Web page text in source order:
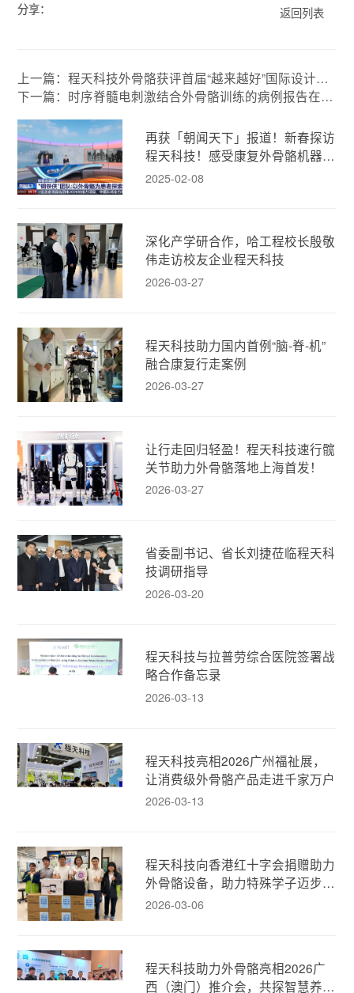
分享： 返回列表
上一篇：程天科技外骨骼获评首届“越来越好”国际设计大
赛产品佳作奖
下一篇：时序脊髓电刺激结合外骨骼训练的病例报告在A
再获「朝闻天下」报道！新春探访
程天科技！感受康复外骨骼机器人
的人文温度！
2025-02-08
深化产学研合作，哈工程校长殷敬
伟走访校友企业程天科技
2026-03-27
程天科技助力国内首例“脑-脊-机”
融合康复行走案例
2026-03-27
让行走回归轻盈！程天科技速行髋
关节助力外骨骼落地上海首发！
2026-03-27
省委副书记、省长刘捷莅临程天科
技调研指导
2026-03-20
程天科技与拉普劳综合医院签署战
略合作备忘录
2026-03-13
程天科技亮相2026广州福祉展，
让消费级外骨骼产品走进千家万户
2026-03-13
程天科技向香港红十字会捐赠助力
外骨骼设备，助力特殊学子迈步新
生！
2026-03-06
程天科技助力外骨骼亮相2026广
西（澳门）推介会，共探智慧养老